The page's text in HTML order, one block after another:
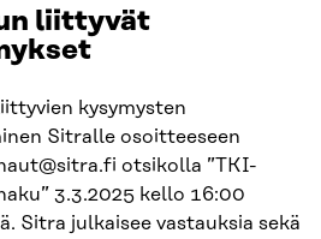
liittyvät
kysymysten
Sitralle osoitteeseen
otsikolla ”TKI-
3.3.2025 kello 16:00
Sitra julkaisee vastauksia sekä